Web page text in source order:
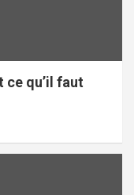
ce qu’il faut